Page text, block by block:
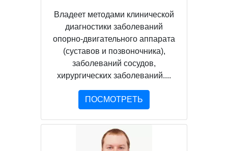
Владеет методами клинической
диагностики заболеваний
опорно-двигательного аппарата
(суставов и позвоночника),
заболеваний сосудов,
хирургических заболеваний....
ПОСМОТРЕТЬ